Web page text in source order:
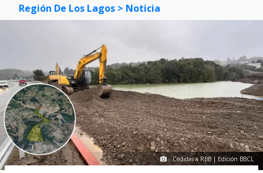
Región De Los Lagos > Noticia
Cedidas a RBB | Edición BBCL